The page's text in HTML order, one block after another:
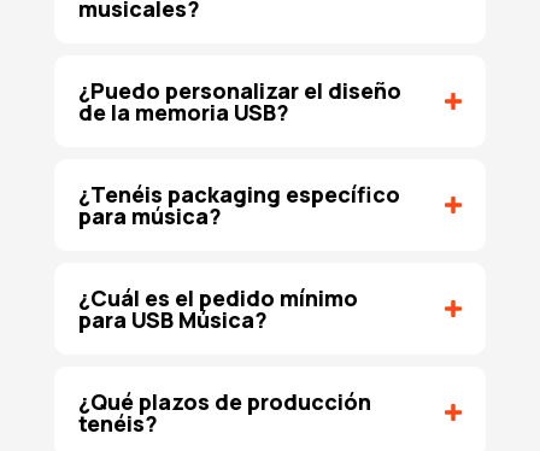
musicales?
¿Puedo personalizar el diseño
de la memoria USB?
¿Tenéis packaging específico
para música?
¿Cuál es el pedido mínimo
para USB Música?
¿Qué plazos de producción
tenéis?